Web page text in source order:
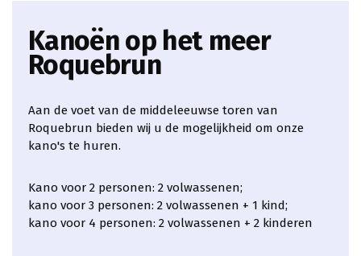
Kanoën op het meer
Roquebrun
Aan de voet van de middeleeuwse toren van
Roquebrun bieden wij u de mogelijkheid om onze
kano's te huren.
Kano voor 2 personen: 2 volwassenen;
kano voor 3 personen: 2 volwassenen + 1 kind;
kano voor 4 personen: 2 volwassenen + 2 kinderen